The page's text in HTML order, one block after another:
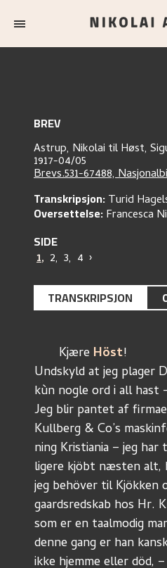
BREV
Astrup, Nikolai tilHøst,
1917-04/05
Brevs.531-67488,
Transkripsjon:Turid
Oversettelse:Francesca
SIDE
1, 2, 3, 4 ›
TRANSKRIPSJON
       Kjære
Höst!
Undskyld at jeg plager
kùn nogle ord i all hast
Jeg blir pantet af
Kullberg & Co’s
ning Kristiania – jeg har
ligere kjöbt næsten alt,
jeg behöver til Kjökken
gaardsredskab hos Hr.
som er en taalmodig
denne gang er han
ikke hjemme eller död, –